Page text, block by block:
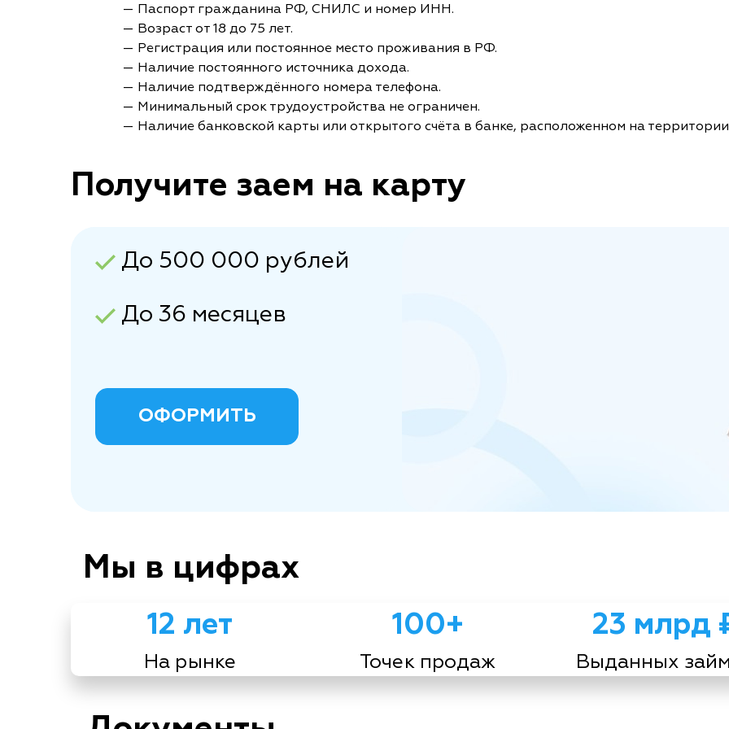
— Паспорт гражданина РФ, СНИЛС и номер ИНН.
— Возраст от 18 до 75 лет.
— Регистрация или постоянное место проживания в РФ.
— Наличие постоянного источника дохода.
— Наличие подтверждённого номера телефона.
— Минимальный срок трудоустройства не ограничен.
— Наличие банковской карты или открытого счёта в банке, расположенном на
Получите заем на карту
До 500 000 рублей
До 36 месяцев
ОФОРМИТЬ
Мы в цифрах
12 лет
На рынке
100+
Точек продаж
23 млрд
Выданных